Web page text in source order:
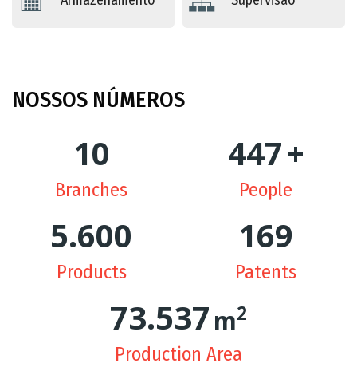
NOSSOS NÚMEROS
10
Branches
449+
People
5.628
Products
170
Patents
74.305m2
Production Area